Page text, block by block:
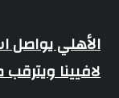
الأهلي يواصل
لافيينا